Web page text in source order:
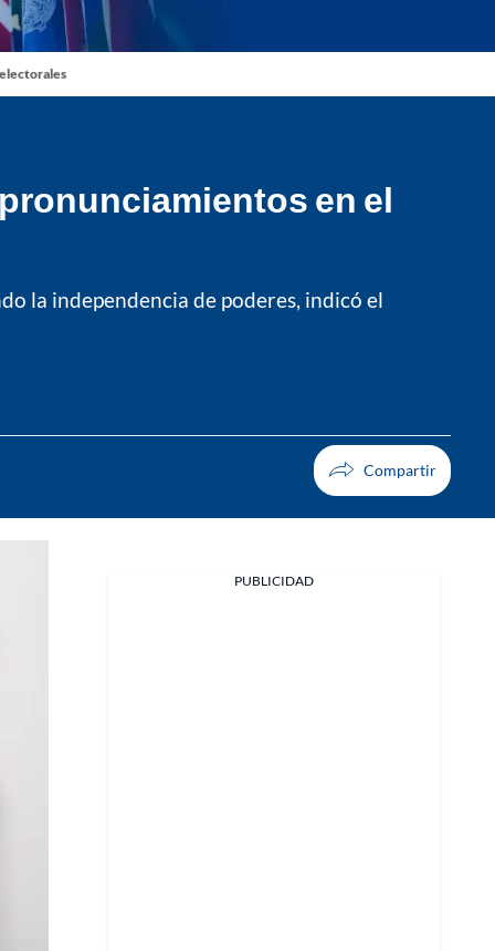
en el
la independencia de poderes, indicó el
PUBLICIDAD